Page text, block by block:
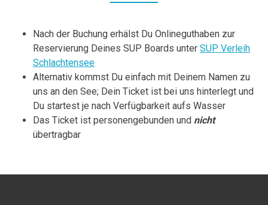
Nach der Buchung erhälst Du Onlineguthaben zur
Reservierung Deines SUP Boards unter SUP Verleih
Schlachtensee
Alternativ kommst Du einfach mit Deinem Namen zu
uns an den See; Dein Ticket ist bei uns hinterlegt und
Du startest je nach Verfügbarkeit aufs Wasser
Das Ticket ist personengebunden und nicht
übertragbar